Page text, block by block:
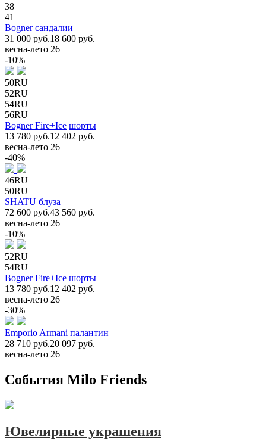
38
41
Bogner сандалии
31 000 руб.18 600 руб.
весна-лето 26
-10%
50RU
52RU
54RU
56RU
Bogner Fire+Ice шорты
13 780 руб.12 402 руб.
весна-лето 26
-40%
46RU
50RU
SHATU блуза
72 600 руб.43 560 руб.
весна-лето 26
-10%
52RU
54RU
Bogner Fire+Ice шорты
13 780 руб.12 402 руб.
весна-лето 26
-30%
Emporio Armani палантин
28 710 руб.20 097 руб.
весна-лето 26
События Milo Friends
Ювелирные украшения